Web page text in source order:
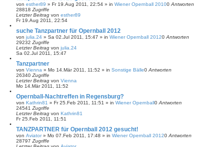
von esther89 » Fr 19.Aug 2011, 22:54 » in Wiener Opernball 20100 Antworten
28818 Zugriffe
Letzter Beitrag von esther89
Fr 19.Aug 2011, 22:54
suche Tanzpartner für Opernball 2012
von julia.24 » Sa 02.Jul 2011, 15:47 » in Wiener Opernball 20120 Antworten
29232 Zugriffe
Letzter Beitrag von julia.24
Sa 02.Jul 2011, 15:47
Tanzpartner
von Vienna » Mo 14.Mär 2011, 11:52 » in Sonstige Bälle0 Antworten
26340 Zugriffe
Letzter Beitrag von Vienna
Mo 14.Mär 2011, 11:52
Opernball-Nachtreffen in Regensburg?
von Kathrin81 » Fr 25.Feb 2011, 11:51 » in Wiener Opernball0 Antworten
24541 Zugriffe
Letzter Beitrag von Kathrin81
Fr 25.Feb 2011, 11:51
TANZPARTNER für Opernball 2012 gesucht!
von Aviator» Mo 07.Feb 2011, 17:48 » in Wiener Opernball 20120 Antworten
28797 Zugriffe